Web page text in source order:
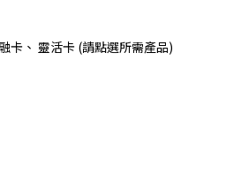
卡、 靈活卡(請點選所需產品)